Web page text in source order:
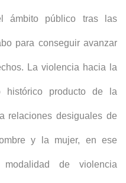
ámbito público tras las
para conseguir avanzar
La violencia hacia la
histórico producto de la
relaciones desiguales de
y la mujer, en ese
de violencia